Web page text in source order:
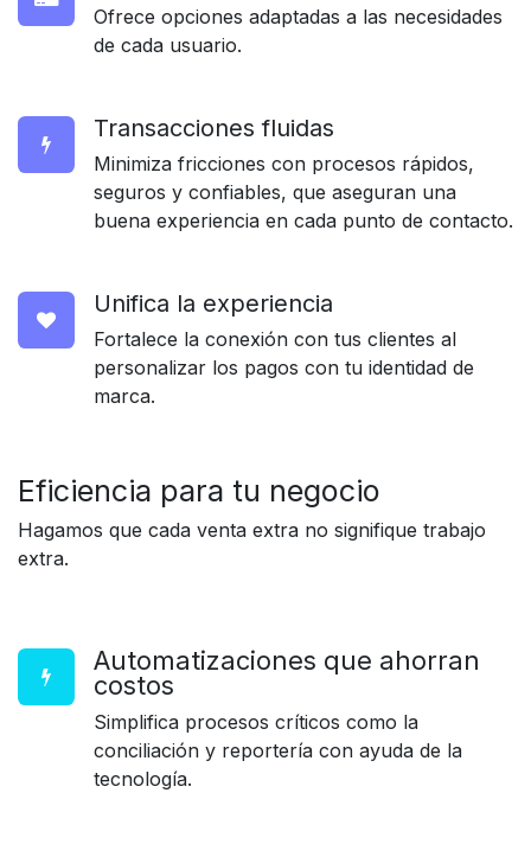
Ofrece opciones adaptadas a las necesidades
de cada usuario.
Transacciones fluidas
Minimiza fricciones con procesos rápidos,
seguros y confiables, que aseguran una
buena experiencia en cada punto de contacto.
Unifica la experiencia
Fortalece la conexión con tus clientes al
personalizar los pagos con tu identidad de
marca.
Eficiencia para tu negocio
Hagamos que cada venta extra no signifique trabajo
extra.
Automatizaciones que ahorran
costos
Simplifica procesos críticos como la
conciliación y reportería con ayuda de la
tecnología.